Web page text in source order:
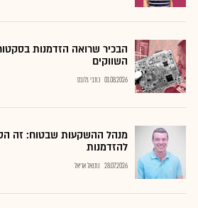
הבכיר שרואה הזדמנות
השווקים
01.08.2026 כתבי גלובס
מנהל ההשקעות שבטוח: זה
להזדמנות
28.07.2026 נתנאל אריאל